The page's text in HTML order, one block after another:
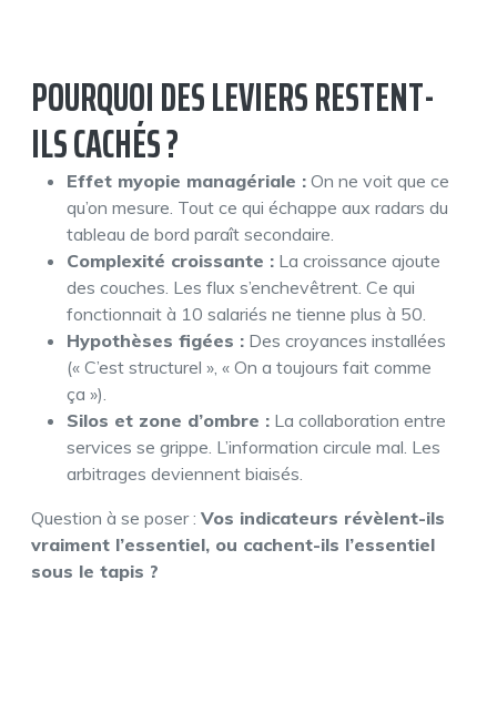
POURQUOI DES LEVIERS RESTENT-
ILS CACHÉS ?
Effet myopie managériale : On ne voit que ce
qu’on mesure. Tout ce qui échappe aux radars du
tableau de bord paraît secondaire.
Complexité croissante : La croissance ajoute
des couches. Les flux s’enchevêtrent. Ce qui
fonctionnait à 10 salariés ne tienne plus à 50.
Hypothèses figées : Des croyances installées
(« C’est structurel », « On a toujours fait comme
ça »).
Silos et zone d’ombre : La collaboration entre
services se grippe. L’information circule mal. Les
arbitrages deviennent biaisés.
Question à se poser : Vos indicateurs révèlent-ils
vraiment l’essentiel, ou cachent-ils l’essentiel
sous le tapis ?